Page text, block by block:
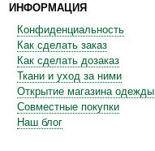
ИНФОРМАЦИЯ
Конфиденциальность
Как сделать заказ
Как сделать дозаказ
Ткани и уход за ними
Открытие магазина одежды
Совместные покупки
Наш блог